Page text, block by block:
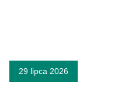
29 lipca 2026